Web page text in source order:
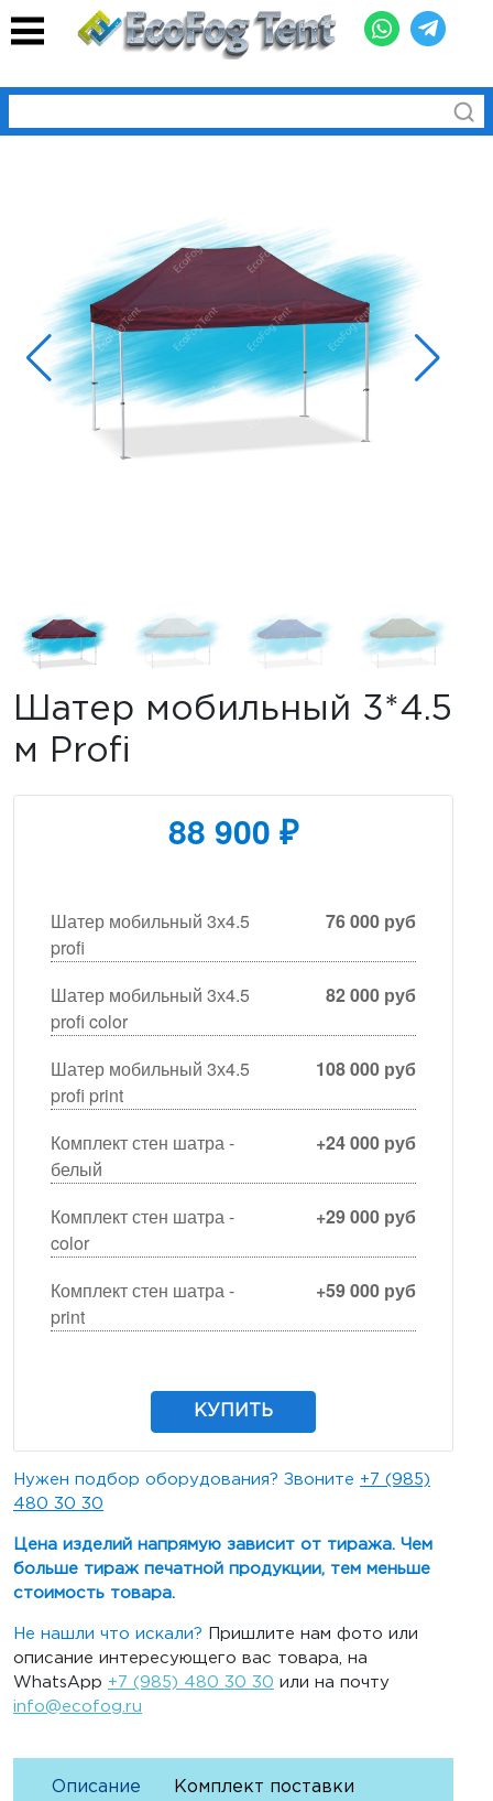
Шатер мобильный 3*4.5
м Profi
88 900 ₽
Шатер мобильный 3х4.5
profi
76 000 руб
Шатер мобильный 3х4.5
profi color
82 000 руб
Шатер мобильный 3х4.5
profi print
108 000 руб
Комплект стен шатра -
белый
+24 000 руб
Комплект стен шатра -
color
+29 000 руб
Комплект стен шатра -
print
+59 000 руб
КУПИТЬ
Нужен подбор оборудования? Звоните +7 (985)
480 30 30
Цена изделий напрямую зависит от тиража. Чем
больше тираж печатной продукции, тем меньше
стоимость товара.
Не нашли что искали? Пришлите нам фото или
описание интересующего вас товара, на
WhatsApp +7 (985) 480 30 30 или на почту
info@ecofog.ru
Описание Комплект поставки